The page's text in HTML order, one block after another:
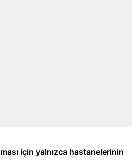
için yalnızca hastanelerinin